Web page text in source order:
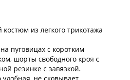
из легкого трикотажа
пуговицах с коротким
шорты свободного кроя с
резинке с завязкой.
не сковывает